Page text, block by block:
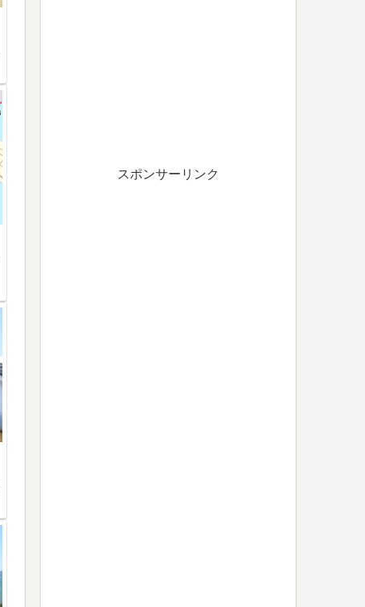
スポンサーリンク